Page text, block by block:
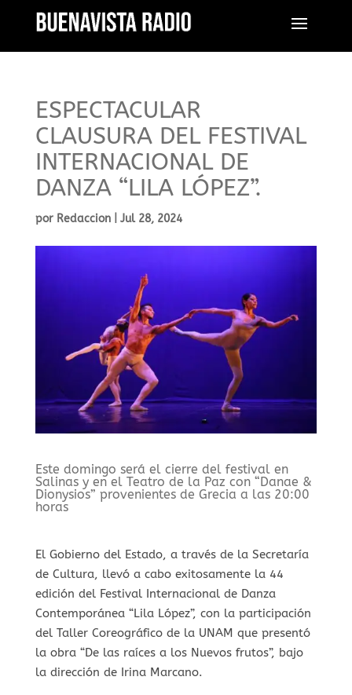
ESPECTACULAR
CLAUSURA DEL FESTIVAL
INTERNACIONAL DE
DANZA “LILA LÓPEZ”.
por Redaccion| Jul 28, 2024
Este domingo será el cierre del festival en
Salinas y en el Teatro de la Paz con “Danae &
Dionysios” provenientes de Grecia a las 20:00
horas
El Gobierno del Estado, a través de la Secretaría
de Cultura, llevó a cabo exitosamente la 44
edición del Festival Internacional de Danza
Contemporánea “Lila López”, con la participación
del Taller Coreográfico de la UNAM que presentó
la obra “De las raíces a los Nuevos frutos”, bajo
la dirección de Irina Marcano.